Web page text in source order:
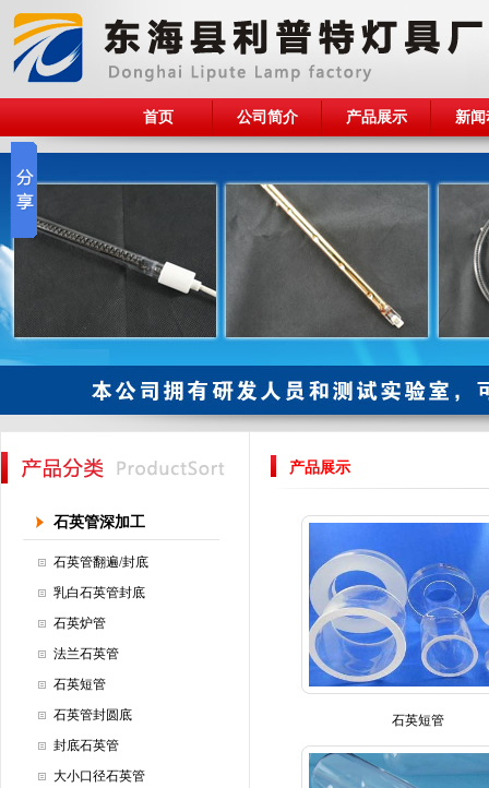
首页 公司简介 产品展示 新闻
石英管深加工
石英管翻遍/封底
乳白石英管封底
石英炉管
法兰石英管
石英短管
石英管封圆底
封底石英管
大小口径石英管
产品展示
石英短管